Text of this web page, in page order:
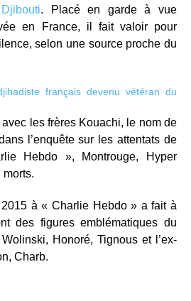
. Placé en garde à vue
en France, il fait valoir pour
selon une source proche du
français devenu vétéran du
les frères Kouachi, le nom de
l’enquête sur les attentats de
Hebdo », Montrouge, Hyper
morts.
2015 à « Charlie Hebdo » a fait à
des figures emblématiques du
Honoré, Tignous et l’ex-
Charb.